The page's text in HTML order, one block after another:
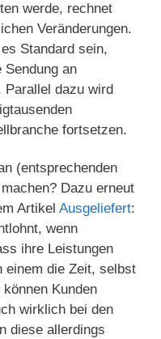
werde, rechnet
Veränderungen.
Standard sein,
an
Parallel dazu wird
fortsetzen.
(entsprechenden
Dazu erneut
Artikel Ausgeliefert:
wenn
ihre Leistungen
einem die Zeit, selbst
Kunden
wirklich bei den
diese allerdings